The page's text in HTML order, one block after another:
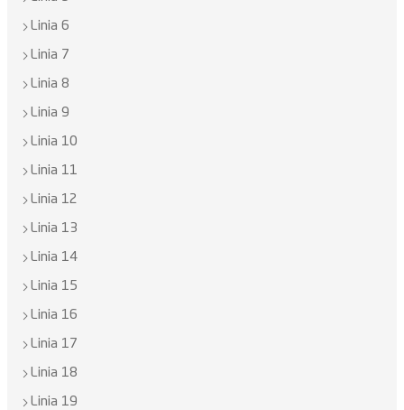
Linia 6
Linia 7
Linia 8
Linia 9
Linia 10
Linia 11
Linia 12
Linia 13
Linia 14
Linia 15
Linia 16
Linia 17
Linia 18
Linia 19